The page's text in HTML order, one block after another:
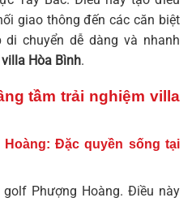
giao thông đến các căn biệt
di chuyển dễ dàng và nhanh
villa Hòa Bình.
tầm trải nghiệm villa
Đặc quyền sống tại
Phượng Hoàng. Điều này